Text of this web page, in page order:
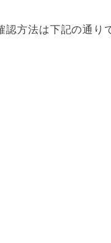
方法は下記の通り